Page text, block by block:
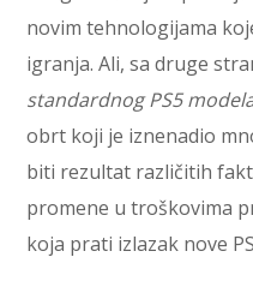
novim tehnologijama
igranja. Ali, sa druge
standardnog PS5
obrt koji je iznenadio
biti rezultat različitih
promene u troškovima
koja prati izlazak nove